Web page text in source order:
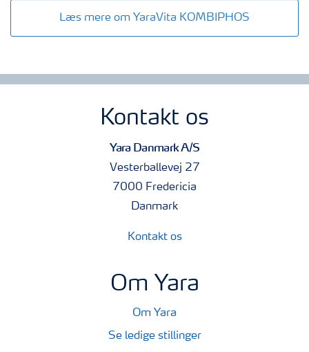
Læs mere om YaraVita KOMBIPHOS
Kontakt os
Yara Danmark A/S
Vesterballevej 27
7000 Fredericia
Danmark
Kontakt os
Om Yara
Om Yara
Se ledige stillinger